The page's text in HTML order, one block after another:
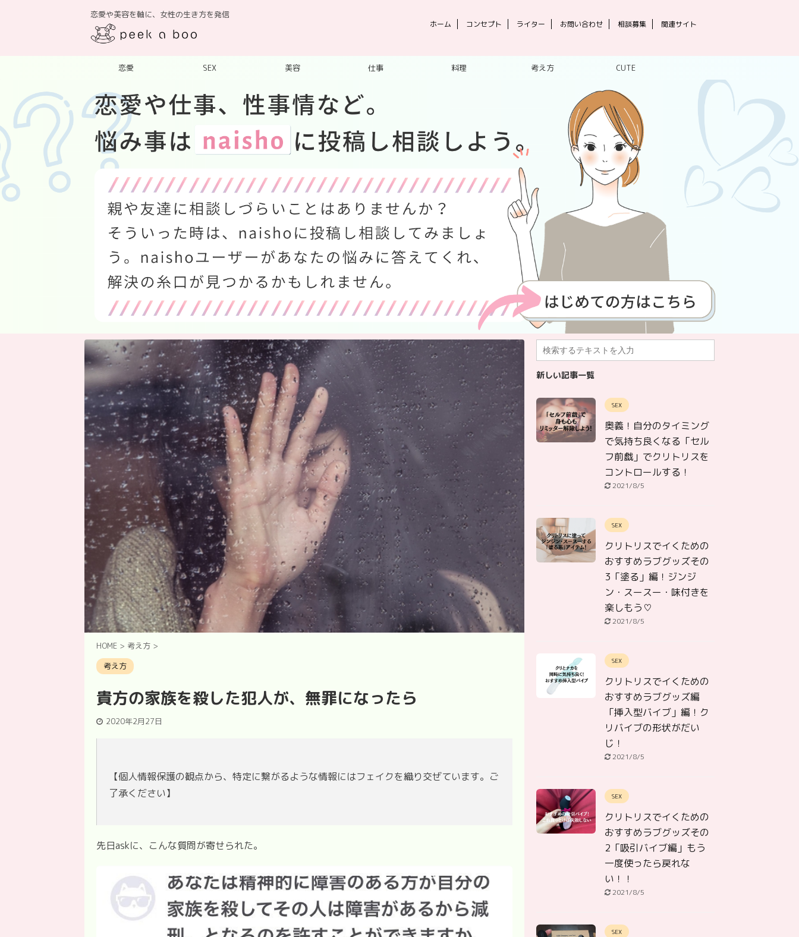
恋愛や美容を軸に、女性の生き方を発信
ホーム コンセプト ライター お問い合わせ 相談募集 関連サイト
恋愛 SEX 美容 仕事 料理 考え方 CUTE
HOME > 考え方 >
考え方
貴方の家族を殺した犯人が、無罪になったら
2020年2月27日
【個人情報保護の観点から、特定に繋がるような情報にはフェイクを織り交ぜています。ご
了承ください】
先日askに、こんな質問が寄せられた。
新しい記事一覧
SEX
奥義！自分のタイミング
で気持ち良くなる「セル
フ前戯」でクリトリスを
コントロールする！
2021/8/5
SEX
クリトリスでイくための
おすすめラブグッズその
3「塗る」編！ジンジ
ン・スースー・味付きを
楽しもう♡
2021/8/5
SEX
クリトリスでイくための
おすすめラブグッズ編
「挿入型バイブ」編！ク
リバイブの形状がだい
じ！
2021/8/5
SEX
クリトリスでイくための
おすすめラブグッズその
2「吸引バイブ編」もう
一度使ったら戻れな
い！！
2021/8/5
SEX